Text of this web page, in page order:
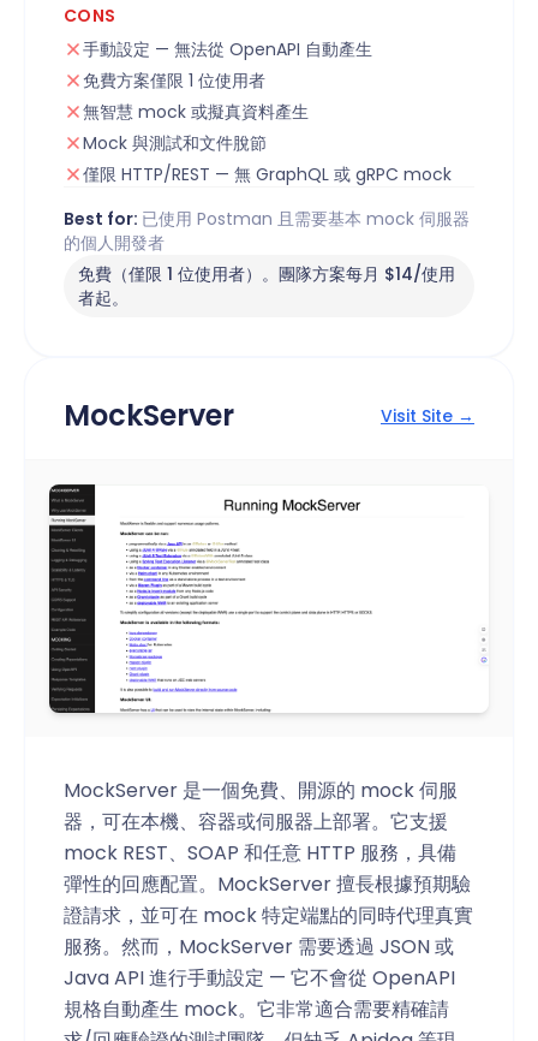
CONS
手動設定 — 無法從 OpenAPI 自動產生
免費方案僅限 1 位使用者
無智慧 mock 或擬真資料產生
Mock 與測試和文件脫節
僅限 HTTP/REST — 無 GraphQL 或 gRPC mock
Best for: 已使用 Postman 且需要基本 mock 伺服器
的個人開發者
免費（僅限 1 位使用者）。團隊方案每月 $14/使用
者起。
MockServer Visit Site →
MockServer 是一個免費、開源的 mock 伺服
器，可在本機、容器或伺服器上部署。它支援
mock REST、SOAP 和任意 HTTP 服務，具備
彈性的回應配置。MockServer 擅長根據預期驗
證請求，並可在 mock 特定端點的同時代理真實
服務。然而，MockServer 需要透過 JSON 或
Java API 進行手動設定 — 它不會從 OpenAPI
規格自動產生 mock。它非常適合需要精確請